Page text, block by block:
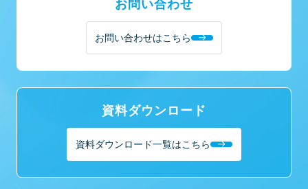
お問い合わせ
お問い合わせはこちら
資料ダウンロード
資料ダウンロード一覧はこちら